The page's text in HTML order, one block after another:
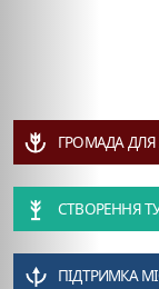
ГРОМАДА
СТВОРЕННЯ
ПІДТРИМКА